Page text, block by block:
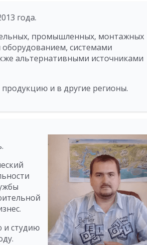
года.
промышленных, монтажных
системами
альтернативными источниками
и в другие регионы.
и студию